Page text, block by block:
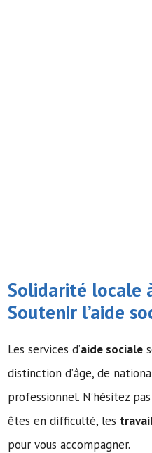
Solidarité locale
Soutenir l’aide
Les services d’aide sociale
distinction d’âge, de
professionnel. N’hésitez
êtes en difficulté, les
pour vous accompagner.